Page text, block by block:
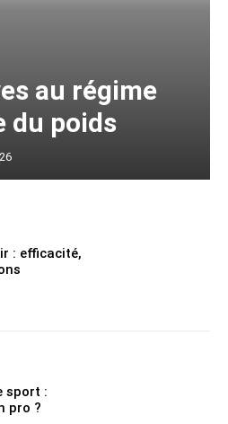
au régime
du poids
: efficacité,
sport :
pro ?